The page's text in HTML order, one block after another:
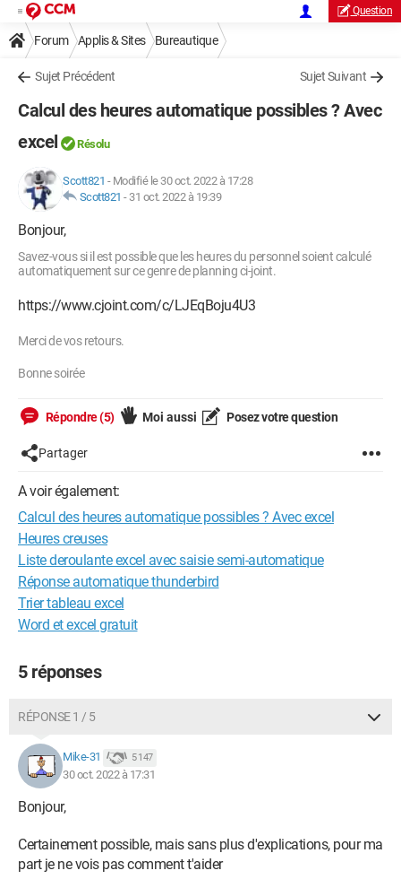
Question
Forum Applis & Sites Bureautique
Sujet Précédent Sujet Suivant
Calcul des heures automatique possibles ? Avec
excel
Résolu
Scott821 - Modifié le 30 oct. 2022 à 17:28
Scott821 - 31 oct. 2022 à 19:39
Bonjour,
Savez-vous si il est possible que les heures du personnel soient calculé
automatiquement sur ce genre de planning ci-joint.
https://www.cjoint.com/c/LJEqBoju4U3
Merci de vos retours.
Bonne soirée
Répondre (5) Moi aussi Posez votre question
Partager
A voir également:
Calcul des heures automatique possibles ? Avec excel
Heures creuses
Liste deroulante excel avec saisie semi-automatique
Réponse automatique thunderbird
Trier tableau excel
Word et excel gratuit
5 réponses
RÉPONSE 1 / 5
Mike-31 5 147
30 oct. 2022 à 17:31
Bonjour,
Certainement possible, mais sans plus d'explications, pour ma
part je ne vois pas comment t'aider